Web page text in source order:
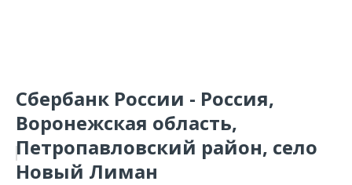
Сбербанк России - Россия,
Воронежская область,
Петропавловский район, село
Новый Лиман